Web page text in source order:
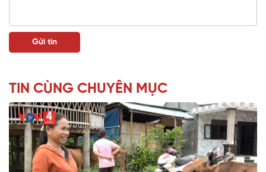
TIN CÙNG CHUYÊN MỤC